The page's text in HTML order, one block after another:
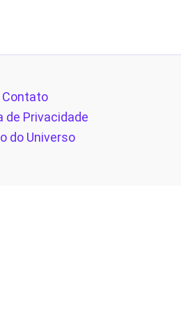
Contato
de Privacidade
do Universo